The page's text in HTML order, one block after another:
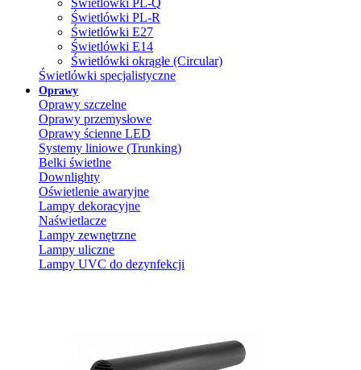
Świetlówki PL-R
Świetlówki E27
Świetlówki E14
Świetlówki okrągłe (Circular)
Świetlówki specjalistyczne
Oprawy
Oprawy szczelne
Oprawy przemysłowe
Oprawy ścienne LED
Systemy liniowe (Trunking)
Belki świetlne
Downlighty
Oświetlenie awaryjne
Lampy dekoracyjne
Naświetlacze
Lampy zewnętrzne
Lampy uliczne
Lampy UVC do dezynfekcji